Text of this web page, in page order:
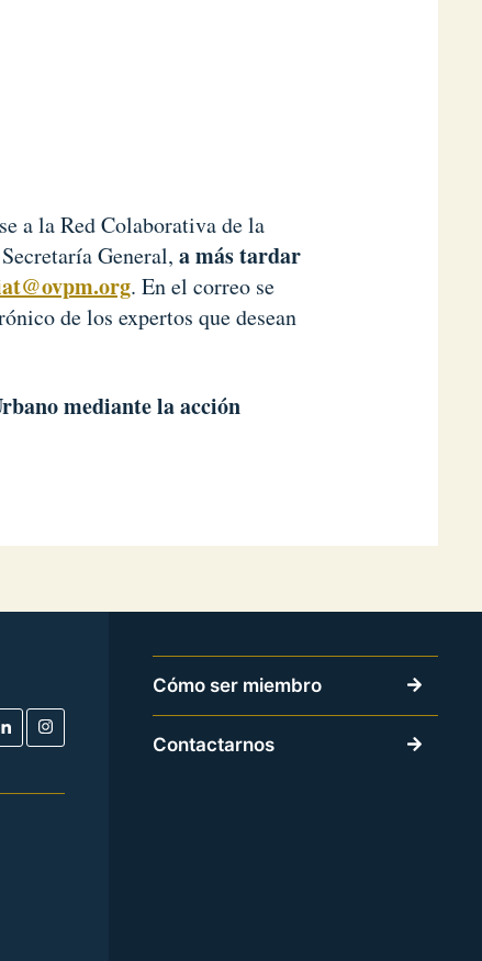
a la Red Colaborativa de la
General, a más tardar
. En el correo se
de los expertos que desean
mediante la acción
Cómo ser miembro
Contactarnos